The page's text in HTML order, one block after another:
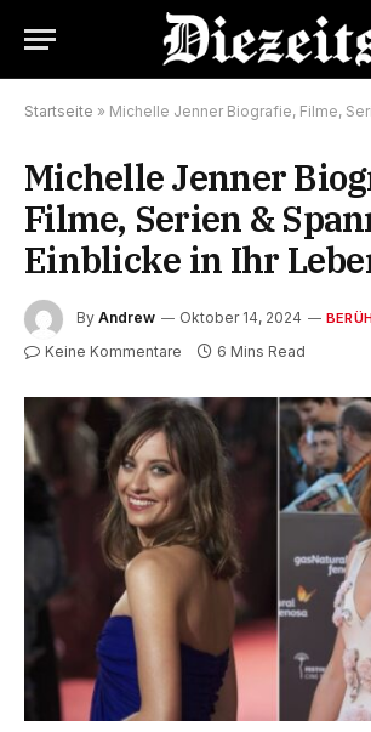
Startseite » Michelle Jenner Biografie, Filme, Serien &
Michelle Jenner
Filme, Serien &
Einblicke in Ihr
By Andrew Oktober 14, 2024
Keine Kommentare 6 Mins Read